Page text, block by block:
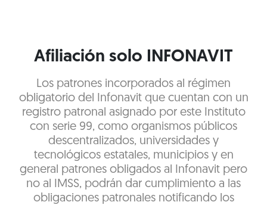
Afiliación solo INFONAVIT
Los patrones incorporados al régimen
obligatorio del Infonavit que cuentan con un
registro patronal asignado por este Instituto
con serie 99, como organismos públicos
descentralizados, universidades y
tecnológicos estatales, municipios y en
general patrones obligados al Infonavit pero
no al IMSS, podrán dar cumplimiento a las
obligaciones patronales notificando los